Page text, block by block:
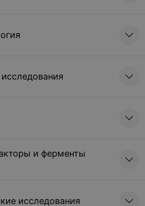
152,51 руб.
и ферменты
исследования